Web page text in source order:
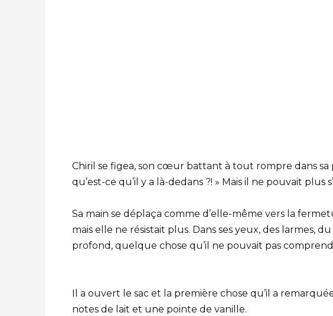
Chiril se figea, son cœur battant à tout rompre dans sa
qu’est-ce qu’il y a là-dedans ?! » Mais il ne pouvait plus
Sa main se déplaça comme d’elle-même vers la
mais elle ne résistait plus. Dans ses yeux, des larmes,
profond, quelque chose qu’il ne pouvait pas
Il a ouvert le sac et la première chose qu’il a
notes de lait et une pointe de vanille.